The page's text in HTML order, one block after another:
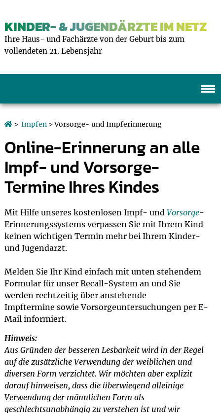
KINDER- & JUGENDÄRZTE IM NETZ
Ihre Haus- und Fachärzte von der Geburt bis zum
vollendeten 21. Lebensjahr
> Impfen> Vorsorge- und Impferinnerung
Online-Erinnerung an alle
Impf- und Vorsorge-
Termine Ihres Kindes
Mit Hilfe unseres kostenlosen Impf- und Vorsorge-
Erinnerungssystems verpassen Sie mit Ihrem Kind
keinen wichtigen Termin mehr bei Ihrem Kinder-
und Jugendarzt.
Melden Sie Ihr Kind einfach mit unten stehendem
Formular für unser Recall-System an und Sie
werden rechtzeitig über anstehende
Impftermine sowie Vorsorgeuntersuchungen per E-
Mail informiert.
Hinweis:
Aus Gründen der besseren Lesbarkeit wird in der Regel
auf die zusätzliche Verwendung der weiblichen und
diversen Form verzichtet. Wir möchten aber explizit
darauf hinweisen, dass die überwiegend alleinige
Verwendung der männlichen Form als
geschlechtsunabhängig zu verstehen ist und wir